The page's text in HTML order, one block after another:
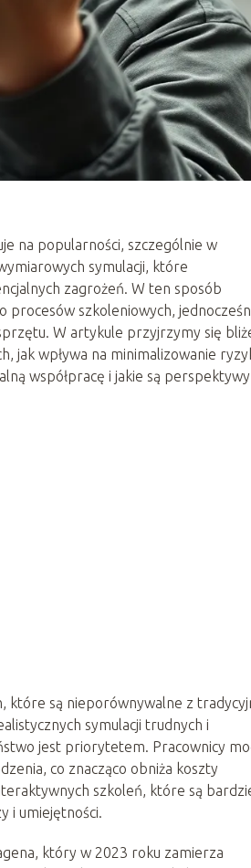
na popularności, szczególnie w
symulacji, które
zagrożeń. W ten sposób
procesów szkoleniowych,
W artykule przyjrzymy się
jak wpływa na minimalizowanie
współpracę i jakie są
które są nieporównywalne z
symulacji trudnych i
jest priorytetem. Pracownicy
co znacząco obniża koszty
szkoleń, które są
i umiejętności.
który w 2023 roku zamierza